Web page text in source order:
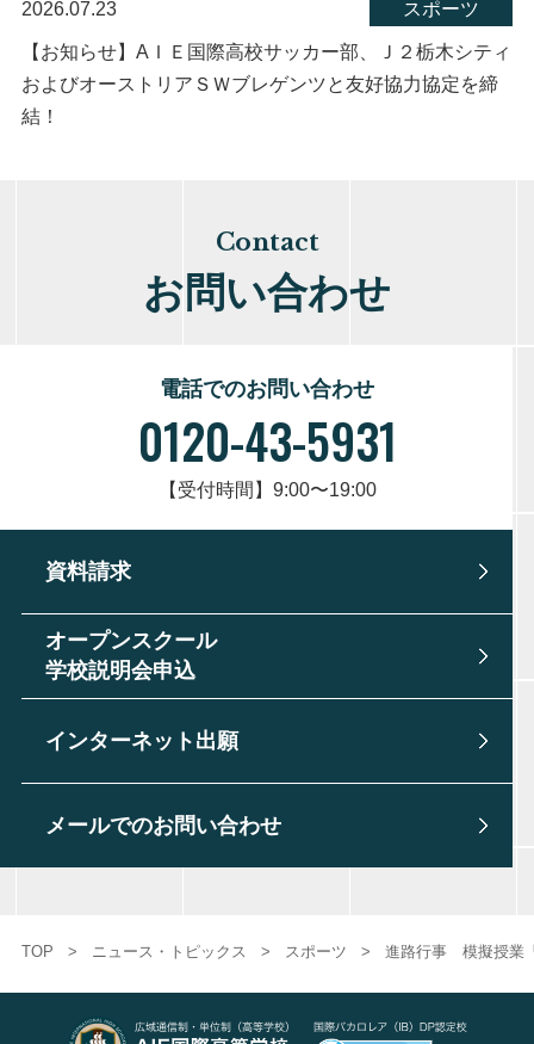
2026.07.23 スポーツ
【お知らせ】AＩＥ国際高校サッカー部、Ｊ２栃木シティ
およびオーストリアＳＷブレゲンツと友好協力協定を締
結！
Contact
お問い合わせ
電話でのお問い合わせ
0120-43-5931
【受付時間】9:00〜19:00
資料請求
オープンスクール
学校説明会申込
インターネット出願
メールでのお問い合わせ
TOP > ニュース・トピックス > スポーツ > 進路行事 模擬授業